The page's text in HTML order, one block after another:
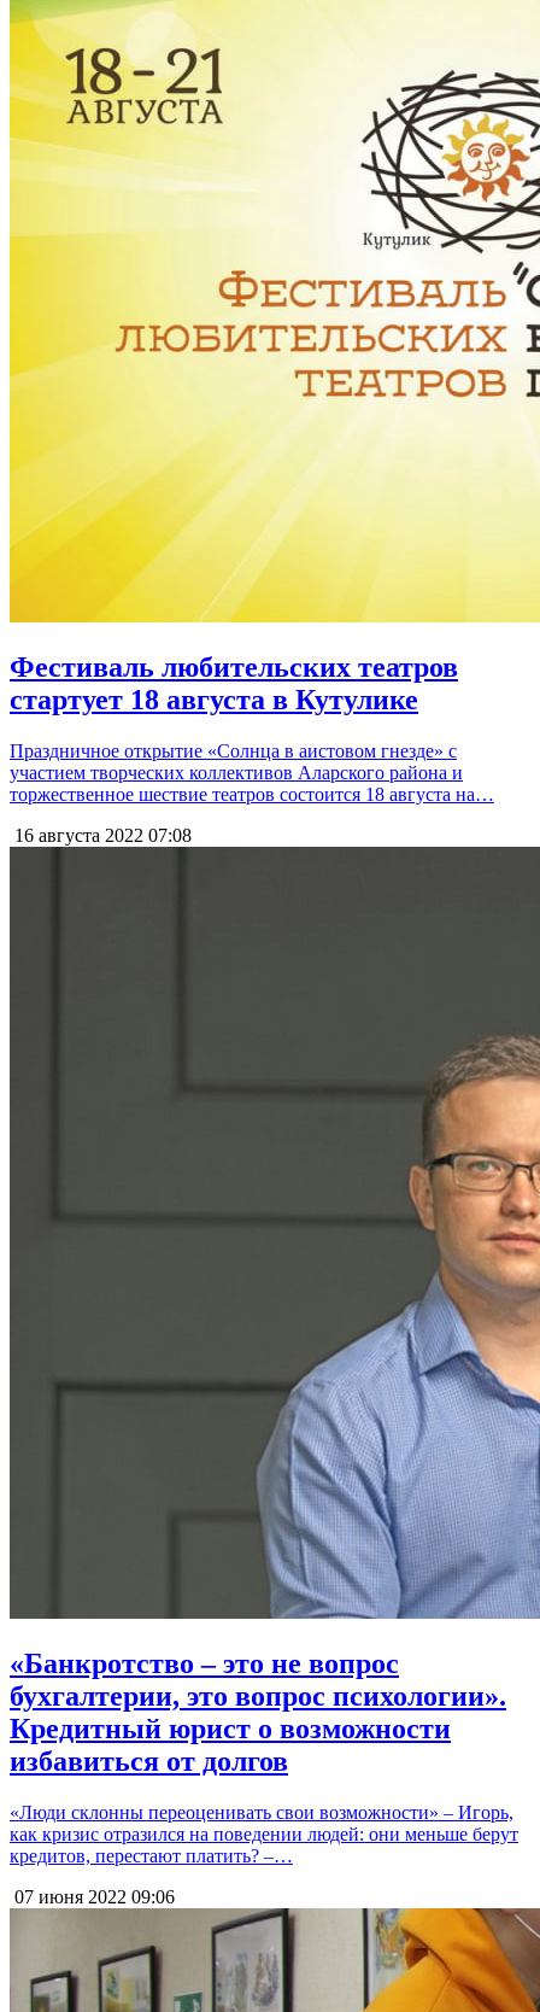
Фестиваль любительских театров
стартует 18 августа в Кутулике
Праздничное открытие «Солнца в аистовом гнезде» с
участием творческих коллективов Аларского района и
торжественное шествие театров состоится 18 августа на…
16 августа 2022 07:08
«Банкротство – это не вопрос
бухгалтерии, это вопрос психологии».
Кредитный юрист о возможности
избавиться от долгов
«Люди склонны переоценивать свои возможности» – Игорь,
как кризис отразился на поведении людей: они меньше берут
кредитов, перестают платить? –…
07 июня 2022 09:06